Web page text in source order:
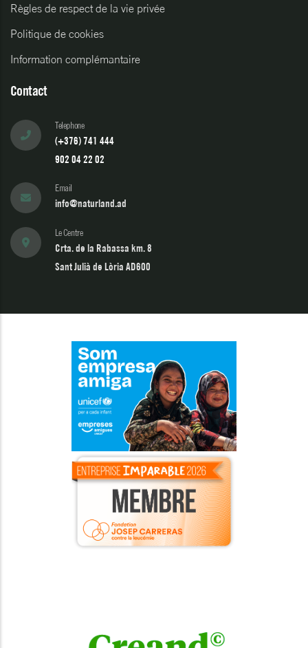
Règles de respect de la vie privée
Politique de cookies
Information complémantaire
Contact
Telephone
(+376) 741 444
902 04 22 02
Email
info@naturland.ad
Le Centre
Crta. de la Rabassa km. 8
Sant Julià de Lòria AD600